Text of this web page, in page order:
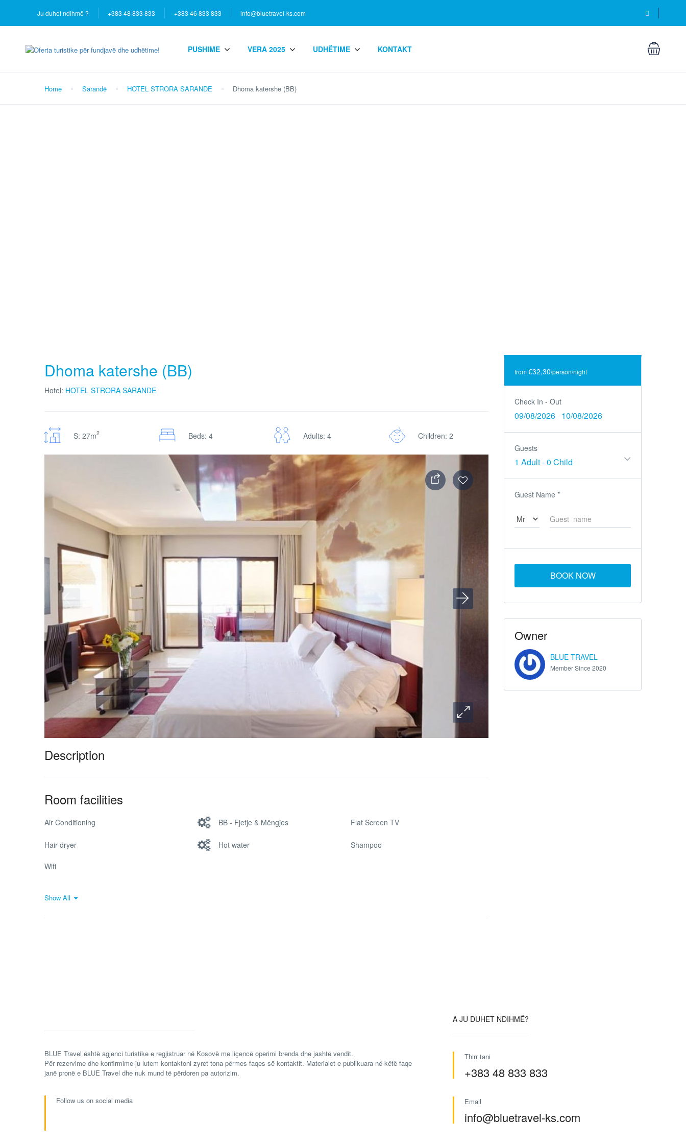
Ju duhet ndihmë ? +383 48 833 833 +383 46 833 833 info@bluetravel-ks.com
PUSHIME VERA 2025 UDHËTIME KONTAKT
Home Sarandë HOTEL STRORA SARANDE Dhoma katershe (BB)
Dhoma katershe (BB)
Hotel: HOTEL STRORA SARANDE
S: 27m2 Beds: 4 Adults: 4 Children: 2
Description
Room facilities
Air Conditioning BB - Fjetje & Mëngjes Flat Screen TV
Hair dryer Hot water Shampoo
Wifi
Show All
from€32,30/person/night
Check In - Out
09/08/2026 - 10/08/2026
Guests
1 Adult-0 Child
Guest Name *
BOOK NOW
Owner
BLUE TRAVEL
Member Since 2020
BLUE Travel është agjenci turistike e regjistruar në Kosovë me liçencë operimi brenda dhe jashtë vendit.
Për rezervime dhe konfirmime ju lutem kontaktoni zyret tona përmes faqes së kontaktit. Materialet e publikuara në këtë faqe
janë pronë e BLUE Travel dhe nuk mund të përdoren pa autorizim.
Follow us on social media
A JU DUHET NDIHMË?
Thirr tani
+383 48 833 833
Email
info@bluetravel-ks.com